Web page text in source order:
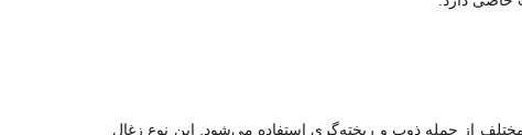
از جمله ذوب و ریخته‌گری استفاده می‌شود. این نوع زغال